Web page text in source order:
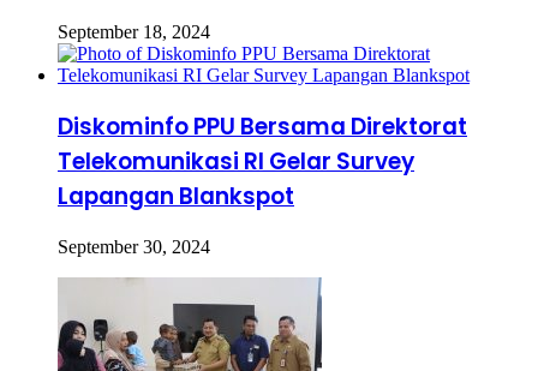
September 18, 2024
Diskominfo PPU Bersama Direktorat
Telekomunikasi RI Gelar Survey
Lapangan Blankspot
September 30, 2024